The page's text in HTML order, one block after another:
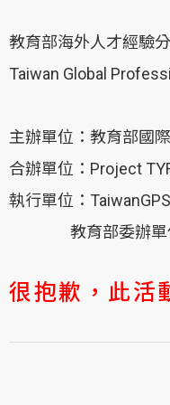
教育部海外人才經驗
Taiwan Global
主辦單位：教育部國
合辦單位：Project
執行單位：
教育部委辦單位
很抱歉，此活